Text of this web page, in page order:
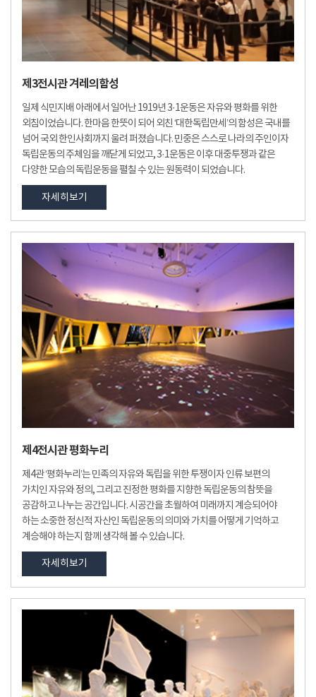
제3전시관 겨레의함성
일제 식민지배 아래에서 일어난 1919년 3·1운동은 자유와 평화를 위한
외침이었습니다. 한마음 한뜻이 되어 외친 ‘대한독립만세’의 함성은 국내를
넘어 국외 한인사회까지 울려 퍼졌습니다. 민중은 스스로 나라의 주인이자
독립운동의 주체임을 깨닫게 되었고, 3·1운동은 이후 대중투쟁과 같은
다양한 모습의 독립운동을 펼칠 수 있는 원동력이 되었습니다.
자세히보기
제4전시관 평화누리
제4관 ‘평화누리’는 민족의 자유와 독립을 위한 투쟁이자 인류 보편의
가치인 자유와 정의, 그리고 진정한 평화를 지향한 독립운동의 참뜻을
공감하고 나누는 공간입니다. 시공간을 초월하여 미래까지 계승되어야
하는 소중한 정신적 자산인 독립운동의 의미와 가치를 어떻게 기억하고
계승해야 하는지 함께 생각해 볼 수 있습니다.
자세히보기